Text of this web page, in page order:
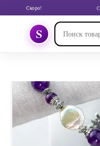
Скоро!
S